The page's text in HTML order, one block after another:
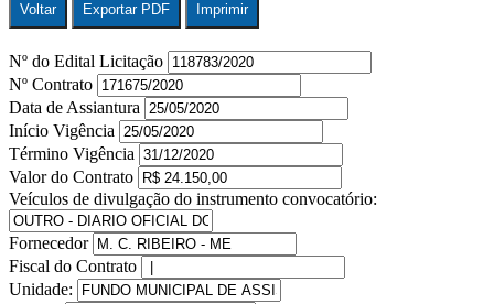
Voltar Exportar PDF Imprimir
Nº do Edital Licitação
Nº Contrato
Data de Assiantura
Início Vigência
Término Vigência
Valor do Contrato
Veículos de divulgação do instrumento convocatório:
Fornecedor
Fiscal do Contrato
Unidade: